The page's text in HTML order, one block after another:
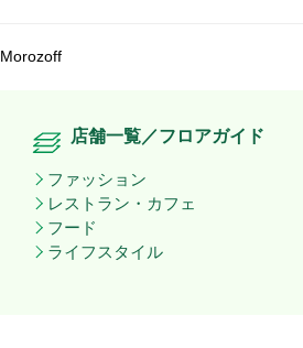
Morozoff
店舗一覧／フロアガイド
ファッション
レストラン・カフェ
フード
ライフスタイル